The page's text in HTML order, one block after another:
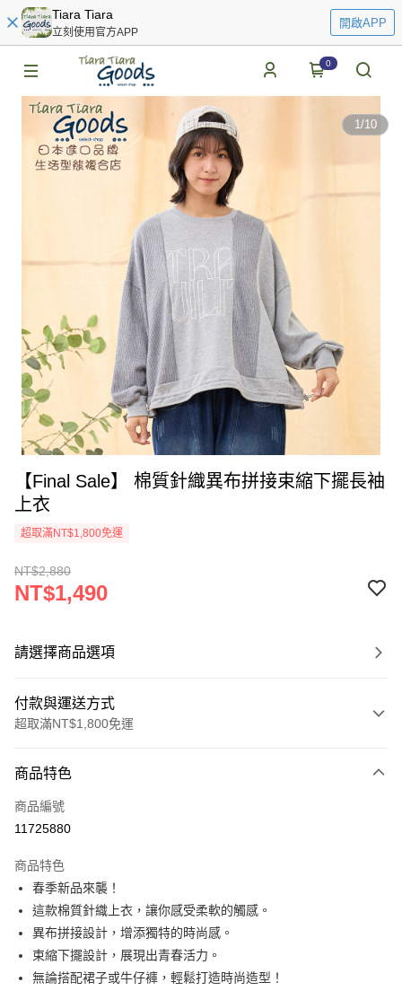
Tiara Tiara
立刻使用官方APP
開啟APP
0
1/10
【Final Sale】 棉質針織異布拼接束縮下擺長袖
上衣
超取滿NT$1,800免運
NT$2,880
NT$1,490
請選擇商品選項
付款與運送方式
超取滿NT$1,800免運
信用卡一次付款
超商取貨付款
Apple Pay
悠遊付
Google Pay
全盈+PAY
商品特色
商品編號
11725880
商品特色
春季新品來襲！
這款棉質針織上衣，讓你感受柔軟的觸感。
異布拼接設計，增添獨特的時尚感。
束縮下擺設計，展現出青春活力。
無論搭配裙子或牛仔褲，輕鬆打造時尚造型！